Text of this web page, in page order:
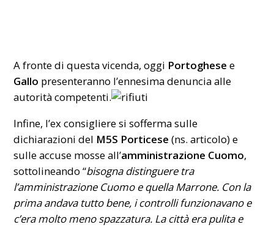
A fronte di questa vicenda, oggi Portoghese e
Gallo presenteranno l’ennesima denuncia alle
autorità competenti.
Infine, l’ex consigliere si sofferma sulle
dichiarazioni del M5S Porticese (ns.articolo) e
sulle accuse mosse all’amministrazione Cuomo,
sottolineando “bisogna distinguere tra
l’amministrazione Cuomo e quella Marrone. Con la
prima andava tutto bene, i controlli funzionavano e
c’era molto meno spazzatura. La città era pulita e